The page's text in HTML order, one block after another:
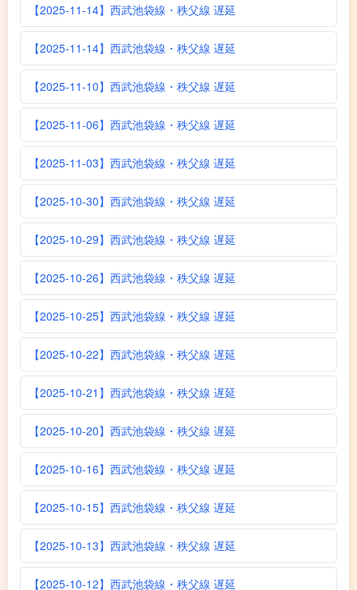
【2025-11-14】西武池袋線・秩父線 遅延
【2025-11-14】西武池袋線・秩父線 遅延
【2025-11-10】西武池袋線・秩父線 遅延
【2025-11-06】西武池袋線・秩父線 遅延
【2025-11-03】西武池袋線・秩父線 遅延
【2025-10-30】西武池袋線・秩父線 遅延
【2025-10-29】西武池袋線・秩父線 遅延
【2025-10-26】西武池袋線・秩父線 遅延
【2025-10-25】西武池袋線・秩父線 遅延
【2025-10-22】西武池袋線・秩父線 遅延
【2025-10-21】西武池袋線・秩父線 遅延
【2025-10-20】西武池袋線・秩父線 遅延
【2025-10-16】西武池袋線・秩父線 遅延
【2025-10-15】西武池袋線・秩父線 遅延
【2025-10-13】西武池袋線・秩父線 遅延
【2025-10-12】西武池袋線・秩父線 遅延